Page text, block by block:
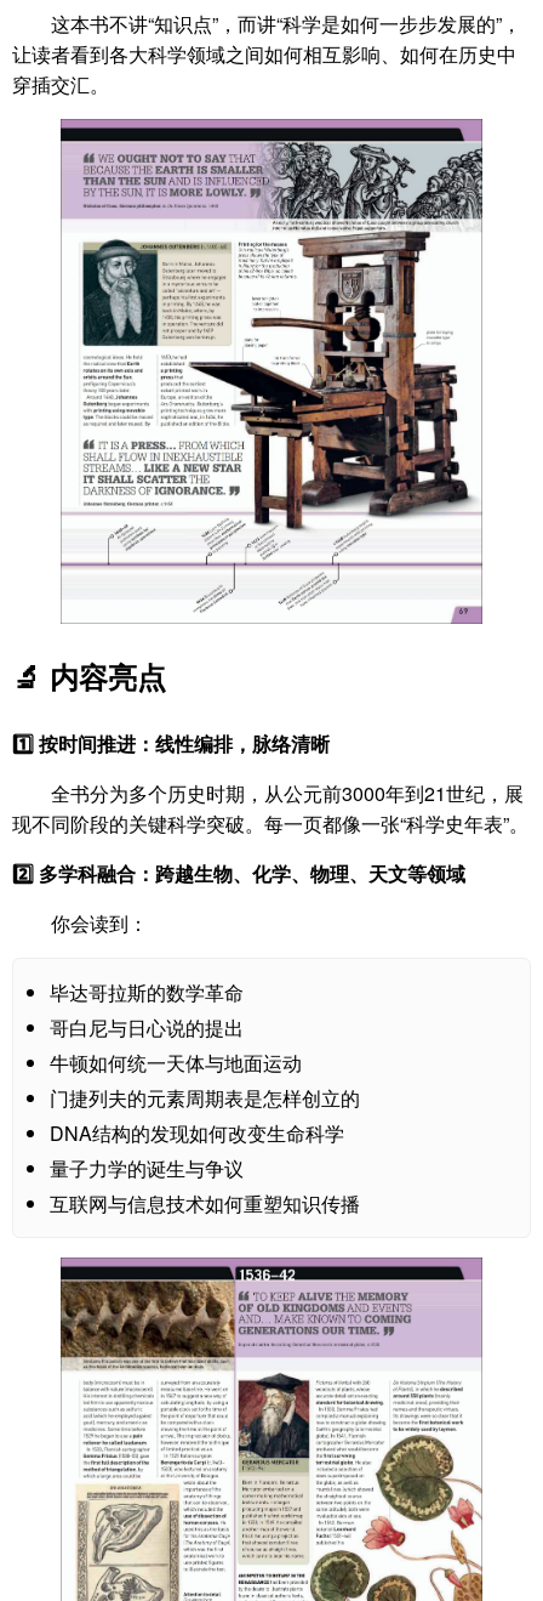
这本书不讲“知识点”，而讲“科学是如何一步步发展的”，
让读者看到各大科学领域之间如何相互影响、如何在历史中
穿插交汇。
🔬 内容亮点
1️⃣ 按时间推进：线性编排，脉络清晰
全书分为多个历史时期，从公元前3000年到21世纪，展
现不同阶段的关键科学突破。每一页都像一张“科学史年表”。
2️⃣ 多学科融合：跨越生物、化学、物理、天文等领域
你会读到：
毕达哥拉斯的数学革命
哥白尼与日心说的提出
牛顿如何统一天体与地面运动
门捷列夫的元素周期表是怎样创立的
DNA结构的发现如何改变生命科学
量子力学的诞生与争议
互联网与信息技术如何重塑知识传播